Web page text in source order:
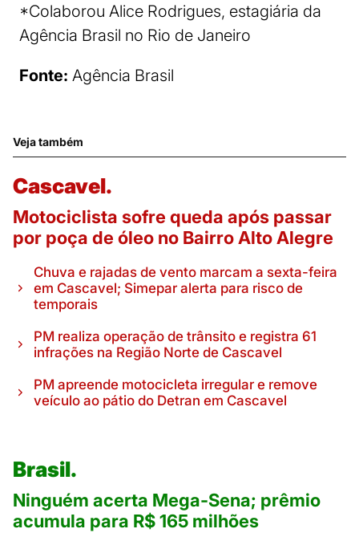
*Colaborou Alice Rodrigues, estagiária da
Agência Brasil no Rio de Janeiro
Fonte: Agência Brasil
Veja também
Cascavel.
Motociclista sofre queda após passar
por poça de óleo no Bairro Alto Alegre
Chuva e rajadas de vento marcam a sexta-feira
em Cascavel; Simepar alerta para risco de
temporais
PM realiza operação de trânsito e registra 61
infrações na Região Norte de Cascavel
PM apreende motocicleta irregular e remove
veículo ao pátio do Detran em Cascavel
Brasil.
Ninguém acerta Mega-Sena; prêmio
acumula para R$ 165 milhões